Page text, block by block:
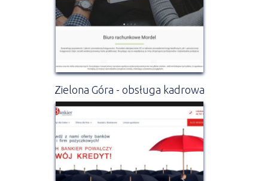
Zielona Góra - obsługa kadrowa